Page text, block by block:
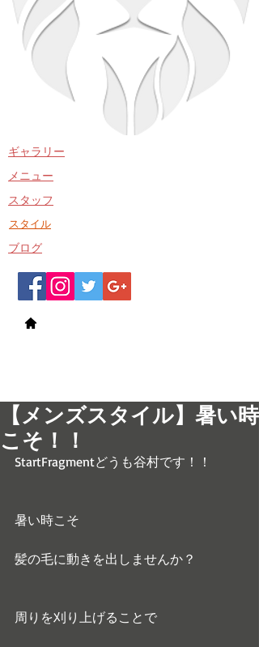
​スタイル
​ギャラリー
​スタッフ
​メニュー
​ブログ
【メンズスタイル】暑い時
こそ！！
StartFragmentどうも谷村です！！
暑い時こそ
髪の毛に動きを出しませんか？
周りを刈り上げることで